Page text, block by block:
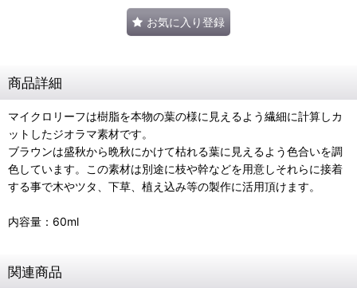
お気に入り登録
商品詳細
マイクロリーフは樹脂を本物の葉の様に見えるよう繊細に計算しカ
ットしたジオラマ素材です。
ブラウンは盛秋から晩秋にかけて枯れる葉に見えるよう色合いを調
色しています。この素材は別途に枝や幹などを用意しそれらに接着
する事で木やツタ、下草、植え込み等の製作に活用頂けます。
内容量：60ml
関連商品